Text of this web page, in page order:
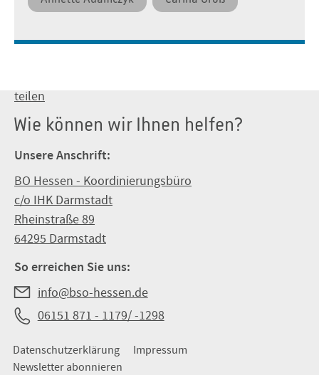
teilen
Wie können wir Ihnen helfen?
Unsere Anschrift:
BO Hessen - Koordinierungsbüro
c/o IHK Darmstadt
Rheinstraße 89
64295 Darmstadt
So erreichen Sie uns:
info@bso-hessen.de
06151 871 - 1179/ -1298
Datenschutzerklärung
Impressum
Newsletter abonnieren